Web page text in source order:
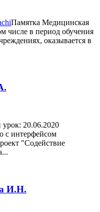
Памятка Медицинская
числе в период обучения
оказывается в
20.06.2020
с интерфейсом
"Содействие
И.Н.